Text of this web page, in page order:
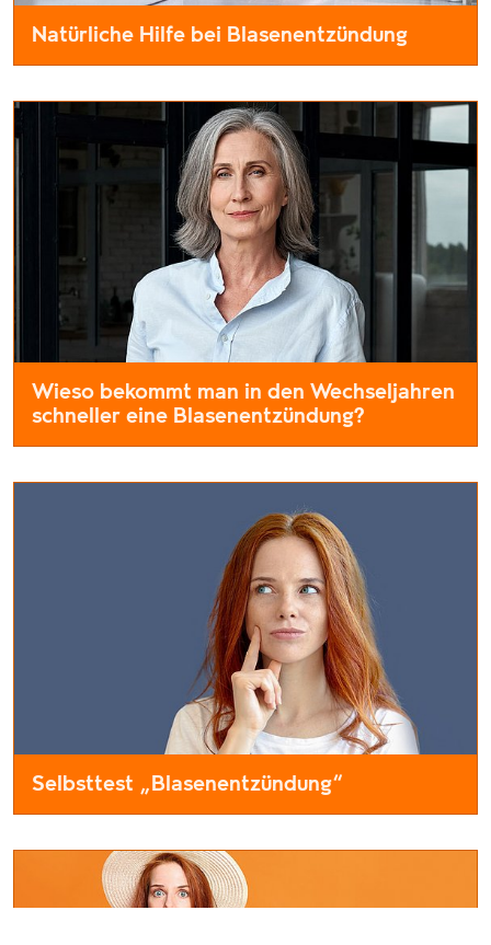
Natürliche Hilfe bei Blasenentzündung
Blasenentzündungen sind nicht nur schmerzhaft, sondern
Wieso bekommt man in den Wechseljahren
schneller eine Blasenentzündung?
Jede zweite Frau erkrankt in ihrem Leben einmal an einer
Selbsttest „Blasenentzündung“
Eine Blasenentzündung kann jeden treffen. Dennoch gibt es